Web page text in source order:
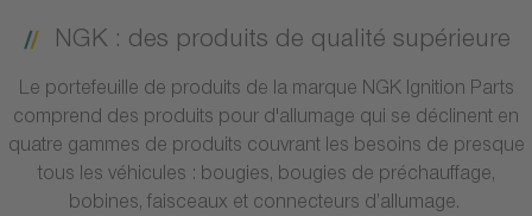
NGK : des produits de qualité supérieure
Le portefeuille de produits de la marque NGK Ignition Parts
comprend des produits pour d'allumage qui se déclinent en
quatre gammes de produits couvrant les besoins de presque
tous les véhicules : bougies, bougies de préchauffage,
bobines, faisceaux et connecteurs d’allumage.